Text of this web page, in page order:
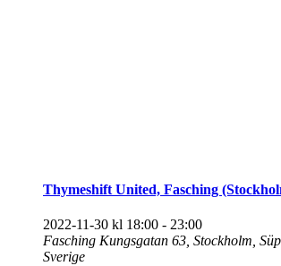
Thymeshift United, Fasching
2022-11-30 kl 18:00 - 23:00
Fasching Kungsgatan 63, Stockholm,
Sverige